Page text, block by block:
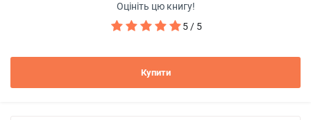
Оцініть цю книгу!
5 / 5
Купити